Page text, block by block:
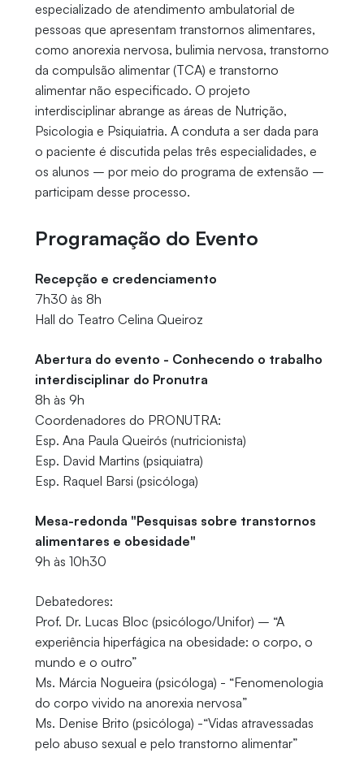
especializado de atendimento ambulatorial de
pessoas que apresentam transtornos alimentares,
como anorexia nervosa, bulimia nervosa, transtorno
da compulsão alimentar (TCA) e transtorno
alimentar não especificado. O projeto
interdisciplinar abrange as áreas de Nutrição,
Psicologia e Psiquiatria. A conduta a ser dada para
o paciente é discutida pelas três especialidades, e
os alunos – por meio do programa de extensão –
participam desse processo.
Programação do Evento
Recepção e credenciamento
7h30 às 8h
Hall do Teatro Celina Queiroz
Abertura do evento - Conhecendo o trabalho
interdisciplinar do Pronutra
8h às 9h
Coordenadores do PRONUTRA:
Esp. Ana Paula Queirós (nutricionista)
Esp. David Martins (psiquiatra)
Esp. Raquel Barsi (psicóloga)
Mesa-redonda "Pesquisas sobre transtornos
alimentares e obesidade"
9h às 10h30
Debatedores:
Prof. Dr. Lucas Bloc (psicólogo/Unifor) – “A
experiência hiperfágica na obesidade: o corpo, o
mundo e o outro”
Ms. Márcia Nogueira (psicóloga) - “Fenomenologia
do corpo vivido na anorexia nervosa”
Ms. Denise Brito (psicóloga) -“Vidas atravessadas
pelo abuso sexual e pelo transtorno alimentar”